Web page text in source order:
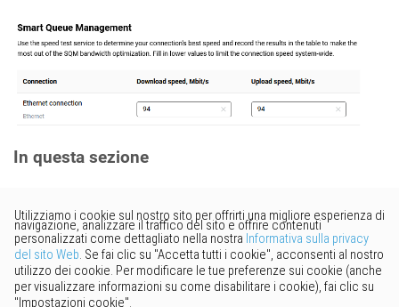
In questa sezione
Vorresti fornire un feedback?
Basta cliccare qui per suggerire
modifiche.